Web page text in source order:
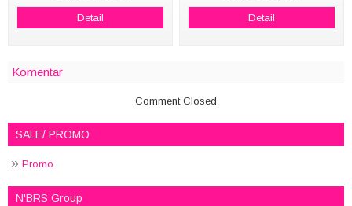
Detail Detail
Komentar
Comment Closed
SALE/ PROMO
Promo
N'BRS Group